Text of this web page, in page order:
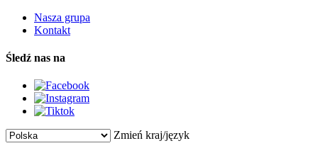
Nasza grupa
Kontakt
Śledź nas na
Zmień kraj/język